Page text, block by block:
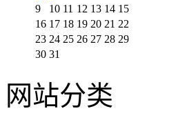
9
10 11 12 13 14 15
16 17 18 19 20 21 22
23 24 25 26 27 28 29
30 31
网站分类